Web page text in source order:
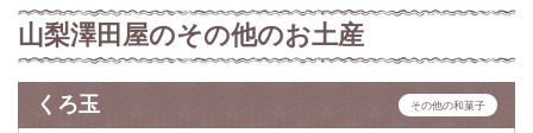
山梨澤田屋のその他のお土産
くろ玉 その他の和菓子